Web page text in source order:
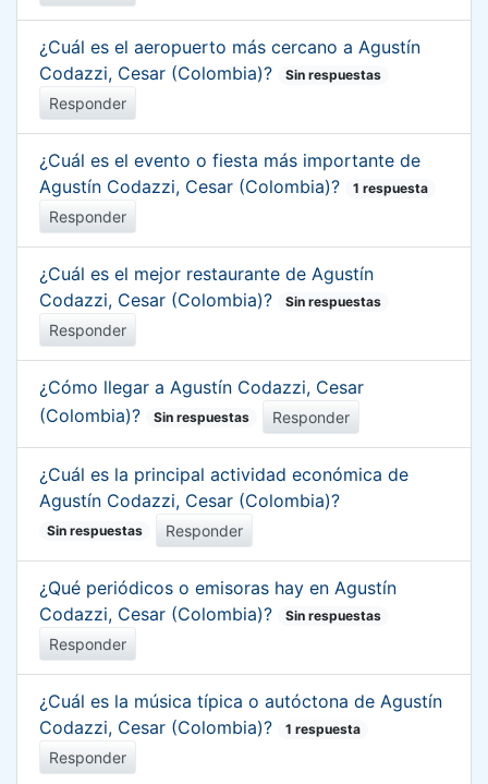
¿Cuál es el aeropuerto más cercano a Agustín
Codazzi, Cesar (Colombia)?
Sin respuestas
Responder
¿Cuál es el evento o fiesta más importante de
Agustín Codazzi, Cesar (Colombia)?
1 respuesta
Responder
¿Cuál es el mejor restaurante de Agustín
Codazzi, Cesar (Colombia)?
Sin respuestas
Responder
¿Cómo llegar a Agustín Codazzi, Cesar
(Colombia)?
Sin respuestas Responder
¿Cuál es la principal actividad económica de
Agustín Codazzi, Cesar (Colombia)?
Sin respuestas Responder
¿Qué periódicos o emisoras hay en Agustín
Codazzi, Cesar (Colombia)?
Sin respuestas
Responder
¿Cuál es la música típica o autóctona de Agustín
Codazzi, Cesar (Colombia)?
1 respuesta
Responder